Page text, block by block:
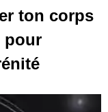
ton corps
pour